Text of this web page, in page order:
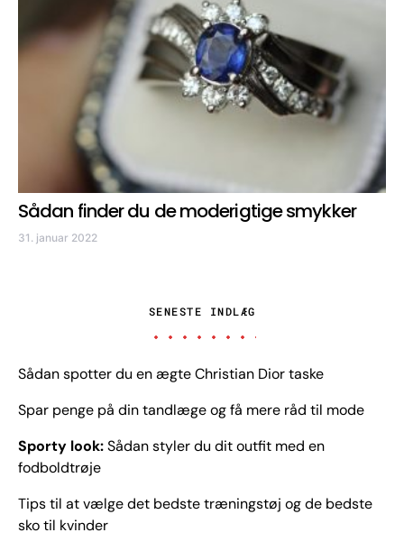
Sådan finder du de moderigtige smykker
31. januar 2022
SENESTE INDLÆG
Sådan spotter du en ægte Christian Dior taske
Spar penge på din tandlæge og få mere råd til mode
Sporty look:Sådan styler du dit outfit med en
fodboldtrøje
Tips til at vælge det bedste træningstøj og de bedste
sko til kvinder